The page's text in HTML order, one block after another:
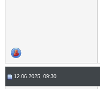
12.06.2025, 09:30